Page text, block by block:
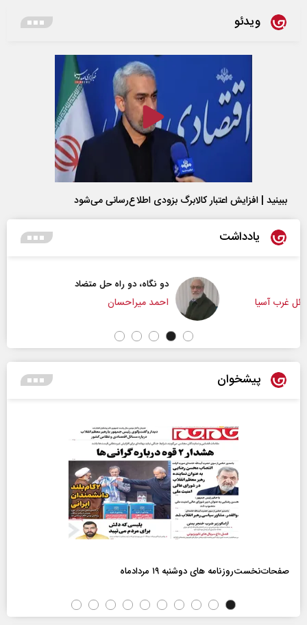
ویدئو
ببینید | افزایش اعتبار کالابرگ بزودی اطلاع‌رسانی می‌شود
یادداشت
دو نگاه، دو راه حل متضاد
احمد میراحسان
پیشخوان
صفحات‌نخست‌روزنامه ها‌ی دوشنبه ۱۹ مردادماه